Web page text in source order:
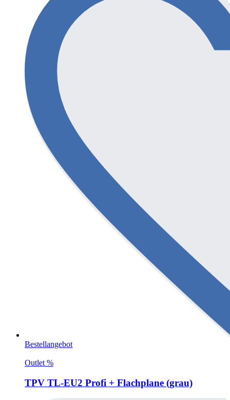
Bestellangebot
Outlet %
TPV TL-EU2 Profi + Flachplane (grau)